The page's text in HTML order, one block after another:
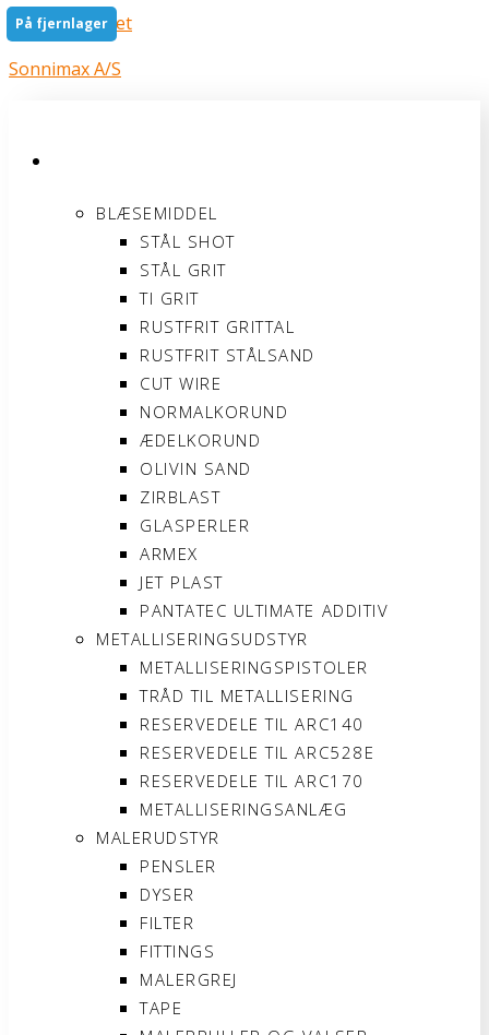
Gå til indholdet
Sonnimax A/S
BLÆSEMIDDEL
STÅL SHOT
STÅL GRIT
TI GRIT
RUSTFRIT GRITTAL
RUSTFRIT STÅLSAND
CUT WIRE
NORMALKORUND
ÆDELKORUND
OLIVIN SAND
ZIRBLAST
GLASPERLER
ARMEX
JET PLAST
PANTATEC ULTIMATE ADDITIV
METALLISERINGSUDSTYR
METALLISERINGSPISTOLER
TRÅD TIL METALLISERING
RESERVEDELE TIL ARC140
RESERVEDELE TIL ARC528E
RESERVEDELE TIL ARC170
METALLISERINGSANLÆG
MALERUDSTYR
PENSLER
DYSER
FILTER
FITTINGS
MALERGREJ
TAPE
På fjernlager